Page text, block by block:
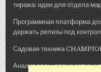
тиража: идеи для отдела
Программная платформа
держать релизы под
Садовая техника
Анализ воды для участка и